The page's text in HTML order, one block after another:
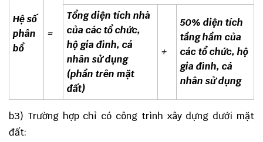
Hệ số
phân
bổ
=
Tổng diện tích nhà
của các tổ chức,
hộ gia đình, cá
nhân sử dụng
(phần trên mặt
đất)
+
50% diện tích
tầng hầm của
các tổ chức, hộ
gia đình, cá
nhân sử dụng
b3) Trường hợp chỉ có công trình xây dựng dưới mặt
đất: